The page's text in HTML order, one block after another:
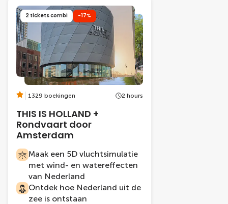
2 tickets combi -17%
1329 boekingen 2 hours
THIS IS HOLLAND +
Rondvaart door
Amsterdam
Maak een 5D vluchtsimulatie
met wind- en watereffecten
van Nederland
Ontdek hoe Nederland uit de
zee is ontstaan